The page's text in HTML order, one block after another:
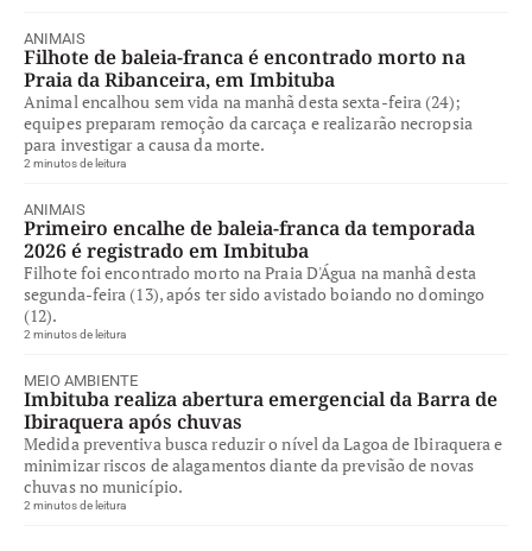
ANIMAIS
Filhote de baleia-franca é encontrado morto na
Praia da Ribanceira, em Imbituba
Animal encalhou sem vida na manhã desta sexta-feira (24);
equipes preparam remoção da carcaça e realizarão necropsia
para investigar a causa da morte.
2 minutos de leitura
ANIMAIS
Primeiro encalhe de baleia-franca da temporada
2026 é registrado em Imbituba
Filhote foi encontrado morto na Praia D'Água na manhã desta
segunda-feira (13), após ter sido avistado boiando no domingo
(12).
2 minutos de leitura
MEIO AMBIENTE
Imbituba realiza abertura emergencial da Barra de
Ibiraquera após chuvas
Medida preventiva busca reduzir o nível da Lagoa de Ibiraquera e
minimizar riscos de alagamentos diante da previsão de novas
chuvas no município.
2 minutos de leitura